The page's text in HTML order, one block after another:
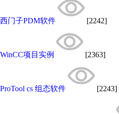
西门子PDM软件 [2242]
WinCC项目实例 [2363]
ProTool cs 组态软件 [2243]